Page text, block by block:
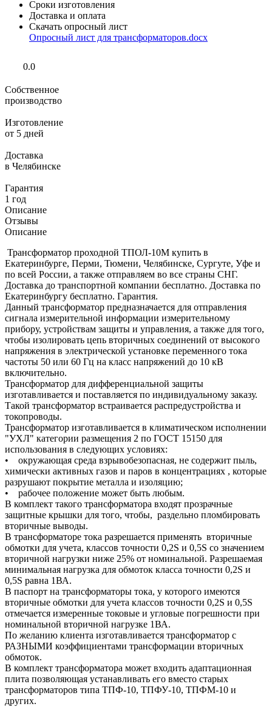
Сроки изготовления
Доставка и оплата
Скачать опросный лист
Опросный лист для трансформаторов.docx
0.0
Собственное
производство
Изготовление
от 5 дней
Доставка
в Челябинске
Гарантия
1 год
Описание
Отзывы
Описание
Трансформатор проходной ТПОЛ-10М купить в
Екатеринбурге, Перми, Тюмени, Челябинске, Сургуте, Уфе и
по всей России, а также отправляем во все страны СНГ.
Доставка до транспортной компании бесплатно. Доставка по
Екатеринбургу бесплатно. Гарантия.
Данный трансформатор предназначается для отправления
сигнала измерительной информации измерительному
прибору, устройствам защиты и управления, а также для того,
чтобы изолировать цепь вторичных соединений от высокого
напряжения в электрической установке переменного тока
частоты 50 или 60 Гц на класс напряжений до 10 кВ
включительно.
Трансформатор для дифференциальной защиты
изготавливается и поставляется по индивидуальному заказу.
Такой трансформатор встраивается распредустройства и
токопроводы.
Трансформатор изготавливается в климатическом исполнении
"УХЛ" категории размещения 2 по ГОСТ 15150 для
использования в следующих условиях:
• окружающая среда взрывобезопасная, не содержит пыль,
химически активных газов и паров в концентрациях , которые
разрушают покрытие металла и изоляцию;
• рабочее положение может быть любым.
В комплект такого трансформатора входят прозрачные
защитные крышки для того, чтобы, раздельно пломбировать
вторичные выводы.
В трансформаторе тока разрешается применять вторичные
обмотки для учета, классов точности 0,2S и 0,5S со значением
вторичной нагрузки ниже 25% от номинальной. Разрешаемая
минимальная нагрузка для обмоток класса точности 0,2S и
0,5S равна 1ВА.
В паспорт на трансформаторы тока, у которого имеются
вторичные обмотки для учета классов точности 0,2S и 0,5S
отмечается измеренные токовые и угловые погрешности при
номинальной вторичной нагрузке 1ВА.
По желанию клиента изготавливается трансформатор с
РАЗНЫМИ коэффициентами трансформации вторичных
обмоток.
В комплект трансформатора может входить адаптационная
плита позволяющая устанавливать его вместо старых
трансформаторов типа ТПФ-10, ТПФУ-10, ТПФМ-10 и
других.